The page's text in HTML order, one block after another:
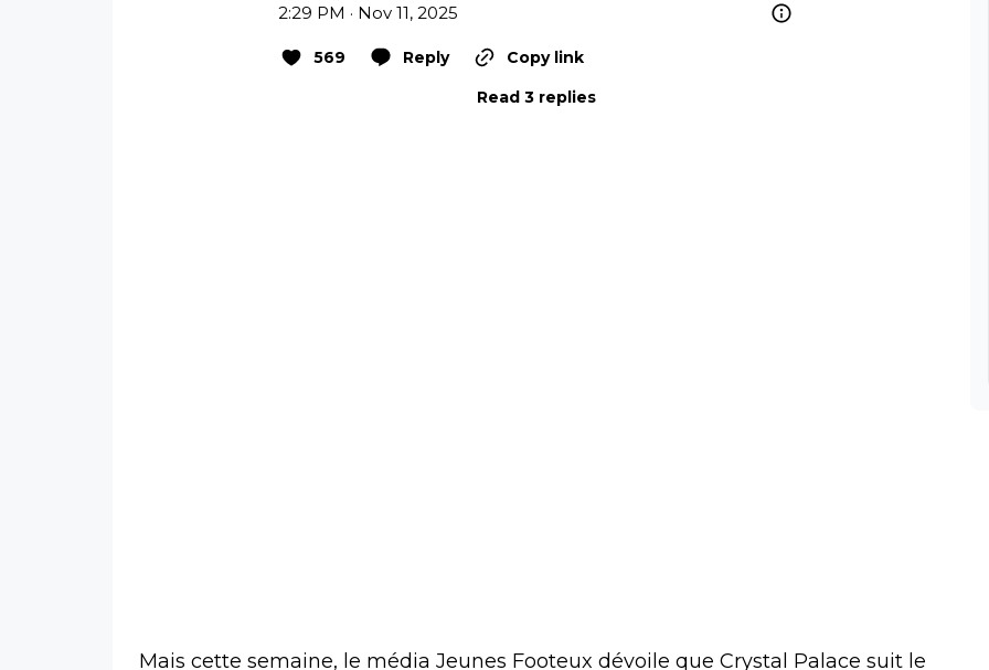
2:29 PM · Nov 11, 2025
569 Reply
Copy link
Read 3 replies
Mais cette semaine, le média Jeunes Footeux dévoile que Crystal Palace suit le